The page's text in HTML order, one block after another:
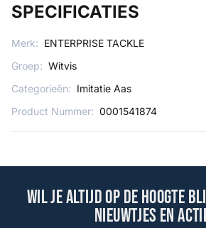
SPECIFICATIES
Merk: ENTERPRISE TACKLE
Groep: Witvis
Categorieën: Imitatie Aas
Product Nummer: 0001541874
Wil je altijd op de hoogte
nieuwtjes en